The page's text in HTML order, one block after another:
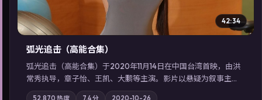
42:34
弧光追击（高能合集）
弧光追击（高能合集）于2020年11月14日在中国台湾首映，由洪
常秀执导，章子怡、王凯、大鹏等主演。影片以悬疑为叙事主
轴，科技与人性的边界在实验事故后逐渐模糊；摄影与配乐强化
52,870 热度 7.4分 2020-10-26